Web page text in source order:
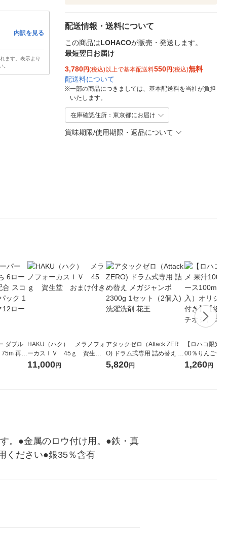
内訳を見る
ます。表示より
。
配送情報・送料について
この商品はLOHACOが販売・発送します。
最短翌日お届け
3,780円(税込)以上で基本配送料550円(税込)無料
配送料について
※一部の商品につきましては、基本配送料を当社が負担
いたします。
在庫確認住所：東京都にお届け
賞味期限/使用期限・返品について
ダブル
ラワー
HAKU（ハク） メラノフォ
ーカスＩＶ 45ｇ 資生
堂 おまけ付き
11,000円
アタックゼロ（Attack ZER
O) ドラム式専用 詰め替え メ
ガジャンボ 2300g 1セット
5,820円
【ロハコ限定
00％りんごジ
箱（18本入）
1,260円
。●金属のロウ付け用。●鉄・真
ください●銀35％含有